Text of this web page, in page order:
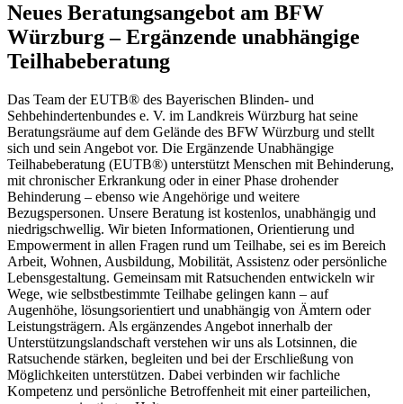
Neues Beratungsangebot am BFW
Würzburg – Ergänzende unabhängige
Teilhabeberatung
Das Team der EUTB® des Bayerischen Blinden- und
Sehbehindertenbundes e. V. im Landkreis Würzburg hat seine
Beratungsräume auf dem Gelände des BFW Würzburg und stellt
sich und sein Angebot vor. Die Ergänzende Unabhängige
Teilhabeberatung (EUTB®) unterstützt Menschen mit Behinderung,
mit chronischer Erkrankung oder in einer Phase drohender
Behinderung – ebenso wie Angehörige und weitere
Bezugspersonen. Unsere Beratung ist kostenlos, unabhängig und
niedrigschwellig. Wir bieten Informationen, Orientierung und
Empowerment in allen Fragen rund um Teilhabe, sei es im Bereich
Arbeit, Wohnen, Ausbildung, Mobilität, Assistenz oder persönliche
Lebensgestaltung. Gemeinsam mit Ratsuchenden entwickeln wir
Wege, wie selbstbestimmte Teilhabe gelingen kann – auf
Augenhöhe, lösungsorientiert und unabhängig von Ämtern oder
Leistungsträgern. Als ergänzendes Angebot innerhalb der
Unterstützungslandschaft verstehen wir uns als Lotsinnen, die
Ratsuchende stärken, begleiten und bei der Erschließung von
Möglichkeiten unterstützen. Dabei verbinden wir fachliche
Kompetenz und persönliche Betroffenheit mit einer parteilichen,